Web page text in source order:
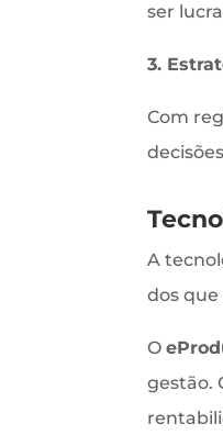
ser
3.
Com
A
dos que
O
gestão.